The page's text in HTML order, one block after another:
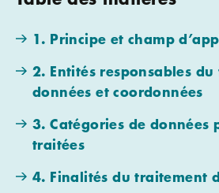
1. Principe et champ
2. Entités responsables
données et coordonnées
3. Catégories de données
traitées
4. Finalités du traitement